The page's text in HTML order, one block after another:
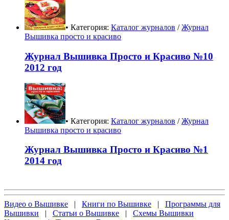
• Категория: Каталог журналов /Журнал
Вышивка просто и красиво
Журнал Вышивка Просто и Красиво №10
2012 год
• Категория: Каталог журналов /Журнал
Вышивка просто и красиво
Журнал Вышивка Просто и Красиво №1
2014 год
Видео о Вышивке | Книги по Вышивке | Программы для
Вышивки | Статьи о Вышивке | Схемы Вышивки